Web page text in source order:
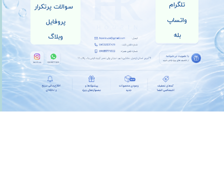
سوالات پرتکرار
پروفایل
وبلاگ
تلگرام
واتساپ
بله